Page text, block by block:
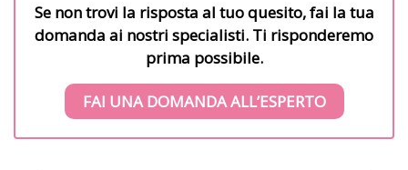
Se non trovi la risposta al tuo quesito, fai la tua
domanda ai nostri specialisti. Ti risponderemo
prima possibile.
FAI UNA DOMANDA ALL’ESPERTO